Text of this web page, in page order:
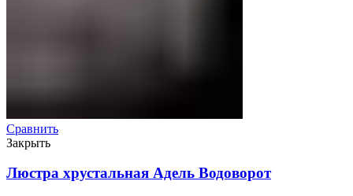
Сравнить
Закрыть
Люстра хрустальная Адель Водоворот